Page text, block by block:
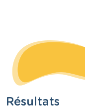
Résultats